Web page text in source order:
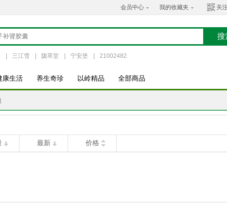
会员中心 我的收藏夹 关
搜
三江雪 陇萃堂 宁安堡 21002482
康生活 养生奇珍 以岭精品 全部商品
最新 价格